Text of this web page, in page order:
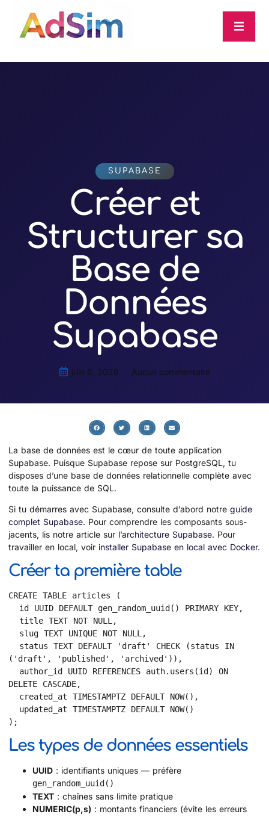
SUPABASE
Créer et
Structurer sa
Base de
Données
Supabase
juin 6, 2026 Aucun commentaire
La base de données est le cœur de toute application
Supabase. Puisque Supabase repose sur PostgreSQL, tu
disposes d’une base de données relationnelle complète avec
toute la puissance de SQL.
Si tu démarres avec Supabase, consulte d’abord notre guide
complet Supabase. Pour comprendre les composants sous-
jacents, lis notre article sur l’architecture Supabase. Pour
travailler en local, voir installer Supabase en local avec Docker.
Créer ta première table
CREATE TABLE articles (
('draft', 'published', 'archived')),
DELETE CASCADE,
);
Les types de données essentiels
UUID : identifiants uniques — préfère
gen_random_uuid()
TEXT : chaînes sans limite pratique
NUMERIC(p,s) : montants financiers (évite les erreurs